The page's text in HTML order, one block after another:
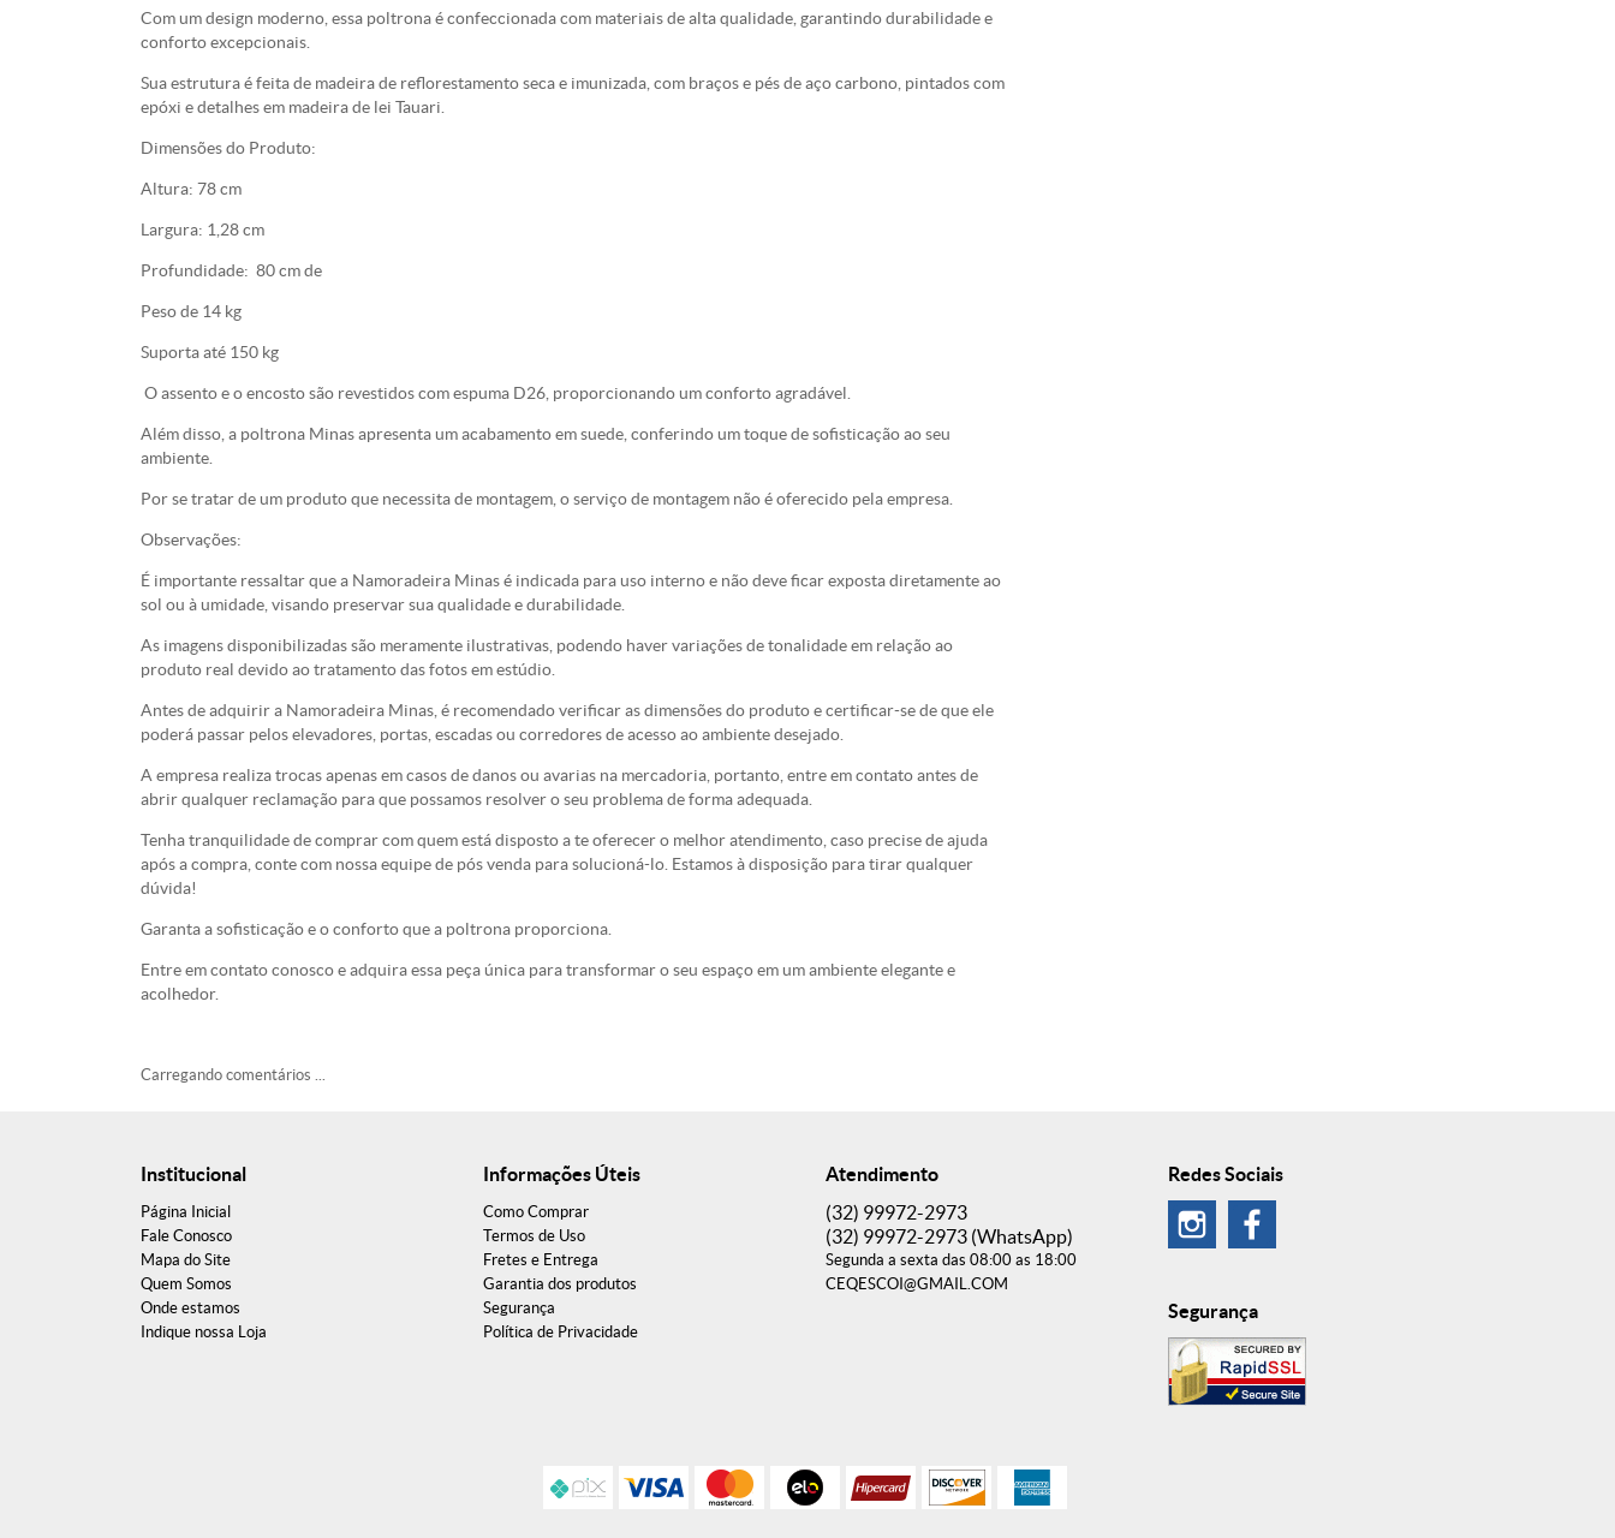
Com um design moderno, essa poltrona é confeccionada com materiais de alta qualidade, garantindo durabilidade e
conforto excepcionais.
Sua estrutura é feita de madeira de reflorestamento seca e imunizada, com braços e pés de aço carbono, pintados com
epóxi e detalhes em madeira de lei Tauari.
Dimensões do Produto:
Altura: 78 cm
Largura: 1,28 cm
Profundidade: 80 cm de
Peso de 14 kg
Suporta até 150 kg
O assento e o encosto são revestidos com espuma D26, proporcionando um conforto agradável.
Além disso, a poltrona Minas apresenta um acabamento em suede, conferindo um toque de sofisticação ao seu
ambiente.
Por se tratar de um produto que necessita de montagem, o serviço de montagem não é oferecido pela empresa.
Observações:
É importante ressaltar que a Namoradeira Minas é indicada para uso interno e não deve ficar exposta diretamente ao
sol ou à umidade, visando preservar sua qualidade e durabilidade.
As imagens disponibilizadas são meramente ilustrativas, podendo haver variações de tonalidade em relação ao
produto real devido ao tratamento das fotos em estúdio.
Antes de adquirir a Namoradeira Minas, é recomendado verificar as dimensões do produto e certificar-se de que ele
poderá passar pelos elevadores, portas, escadas ou corredores de acesso ao ambiente desejado.
A empresa realiza trocas apenas em casos de danos ou avarias na mercadoria, portanto, entre em contato antes de
abrir qualquer reclamação para que possamos resolver o seu problema de forma adequada.
Tenha tranquilidade de comprar com quem está disposto a te oferecer o melhor atendimento, caso precise de ajuda
após a compra, conte com nossa equipe de pós venda para solucioná-lo. Estamos à disposição para tirar qualquer
dúvida!
Garanta a sofisticação e o conforto que a poltrona proporciona.
Entre em contato conosco e adquira essa peça única para transformar o seu espaço em um ambiente elegante e
acolhedor.
Carregando comentários ...
Institucional
Página Inicial
Fale Conosco
Mapa do Site
Quem Somos
Onde estamos
Indique nossa Loja
Informações Úteis
Como Comprar
Termos de Uso
Fretes e Entrega
Garantia dos produtos
Segurança
Política de Privacidade
Atendimento
(32) 99972-2973
(32) 99972-2973 (WhatsApp)
Segunda a sexta das 08:00 as 18:00
CEQESCOI@GMAIL.COM
Redes Sociais
Segurança